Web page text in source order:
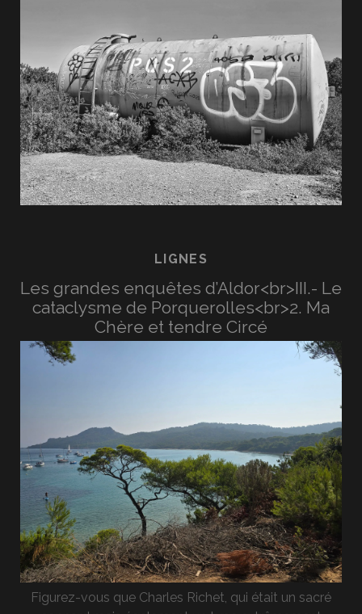
LIGNES
Les grandes enquêtes d’Aldor<br>III.- Le
cataclysme de Porquerolles<br>2. Ma
Chère et tendre Circé
Figurez-vous que Charles Richet, qui était un sacré